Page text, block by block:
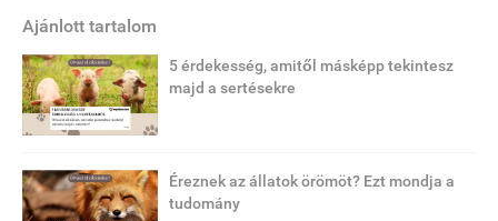
Ajánlott tartalom
5 érdekesség, amitől másképp tekintesz
majd a sertésekre
Éreznek az állatok örömöt? Ezt mondja a
tudomány